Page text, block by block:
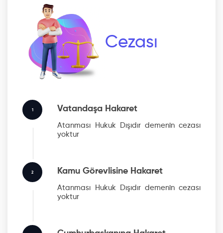
Cezası
1 Vatandaşa Hakaret
Atanması Hukuk Dışıdırdemenin cezası
yoktur
2 Kamu Görevlisine Hakaret
Atanması Hukuk Dışıdırdemenin cezası
yoktur